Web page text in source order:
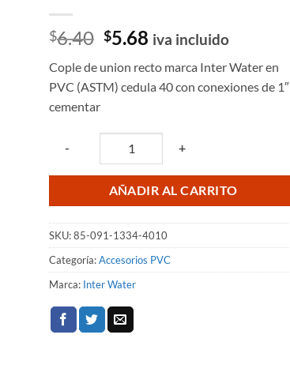
$6.40 El
original
era:
$5.68 El
actual
es:
iva incluido
Cople de union recto marca Inter Water en
PVC (ASTM) cedula 40 con conexiones de 1″
cementar
- +
AÑADIR AL CARRITO
SKU:85-091-1334-4010
Categoría:Accesorios PVC
Marca: Inter Water